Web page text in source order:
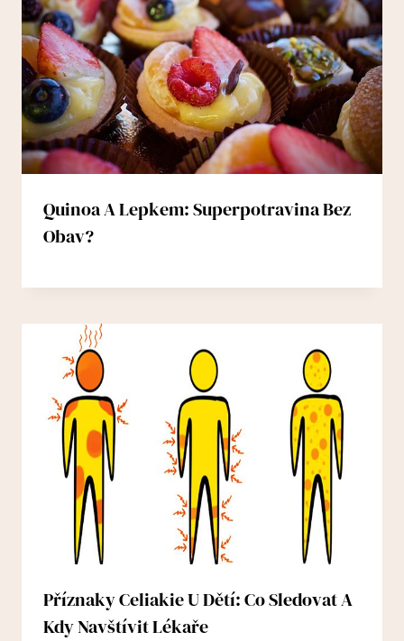
Quinoa A Lepkem: Superpotravina Bez
Obav?
Příznaky Celiakie U Dětí: Co Sledovat A
Kdy Navštívit Lékaře